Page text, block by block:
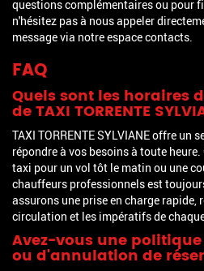
questions complémentaires ou pour
n'hésitez pas à nous appeler
message via notre espace contacts.
FAQ
Quels sont les horaires
de TAXI TORRENTE
TAXI TORRENTE SYLVIANE offre un
répondre à vos besoins à toute
taxi pour un vol tôt le matin ou une
chauffeurs professionnels est
assurons une prise en charge
circulation et les impératifs de
Avez-vous une
ou d'annulation de